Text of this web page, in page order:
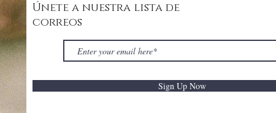
Únete a nuestra lista de
correos
Sign Up Now